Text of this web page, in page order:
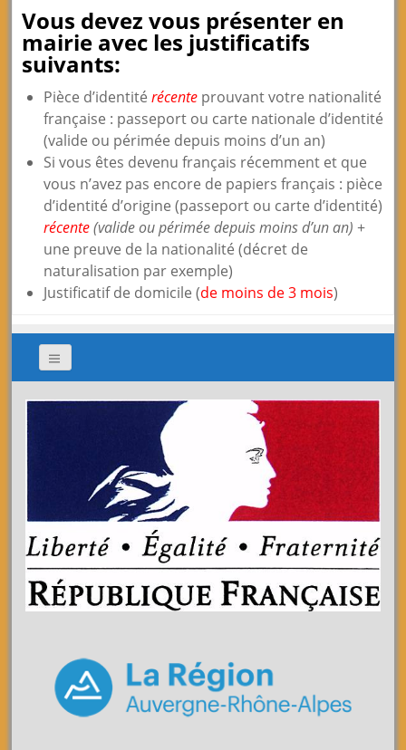
Vous devez vous présenter en
mairie avec les justificatifs
suivants:
Pièce d’identitérécente prouvant votre nationalité
française : passeport ou carte nationale d’identité
(valide ou périmée depuis moins d’un an)
Si vous êtes devenu français récemment et que
vous n’avez pas encore de papiers français : pièce
d’identité d’origine (passeport ou carte d’identité)
récente(valide ou périmée depuis moins d’un an) +
une preuve de la nationalité (décret de
naturalisation par exemple)
Justificatif de domicile (de moins de 3 mois)